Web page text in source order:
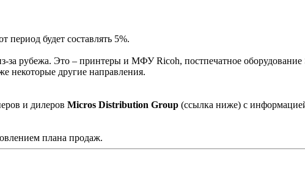
период будет составлять 5%.
рубежа. Это – принтеры и МФУ Ricoh, постпечатное оборудование
некоторые другие направления.
и дилеров Micros Distribution Group (ссылка ниже) с
плана продаж.